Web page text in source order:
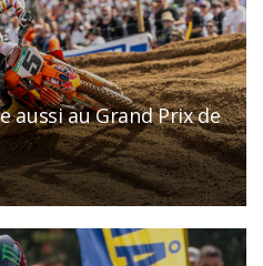
aussi au Grand Prix de